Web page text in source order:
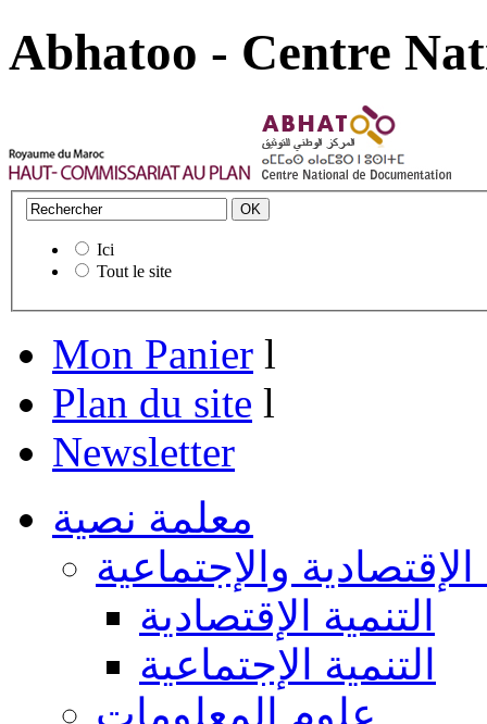
Abhatoo - Centre
Ici
Tout le site
Mon Panier l
Plan du site l
Newsletter
معلمة نصية
الإقتصادية والإجتماعية
التنمية الإقتصادية
التنمية الإجتماعية
علوم المعلومات